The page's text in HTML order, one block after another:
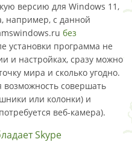
версию для Windows 11,
например, с данной
без
установки программа не
и настройках, сразу можно
мира и сколько угодно.
совершать
или колонки) и
веб-камера).
Skype